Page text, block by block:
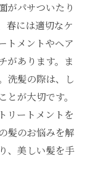
がパサついたり
春には適切なケ
トメントやヘア
があります。ま
洗髪の際は、し
が大切です。
リートメントを
髪のお悩みを解
、美しい髪を手